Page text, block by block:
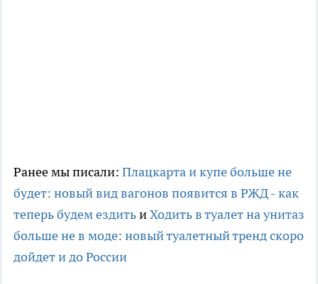
Ранее мы писали: Плацкарта и купе больше не
будет: новый вид вагонов появится в РЖД - как
теперь будем ездитьиХодить в туалет на унитаз
больше не в моде: новый туалетный тренд скоро
дойдет и до России